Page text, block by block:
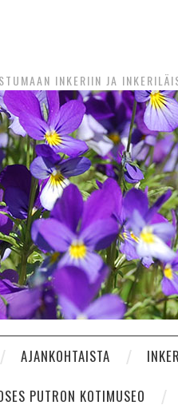
INKERIIN JA
AJANKOHTAISTA
PUTRON KOTIMUSEO